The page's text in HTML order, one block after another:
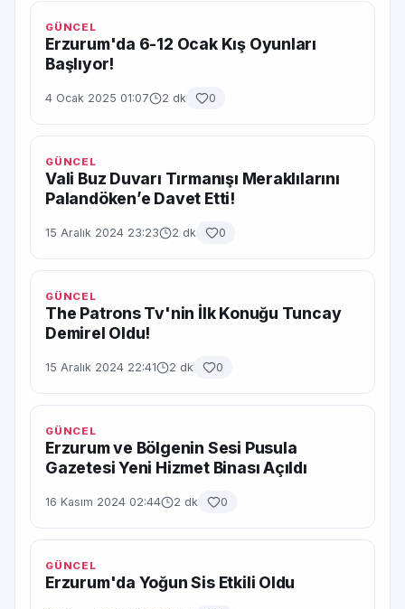
GÜNCEL
Erzurum'da 6-12 Ocak Kış Oyunları
Başlıyor!
4 Ocak 2025 01:07 2 dk 0
GÜNCEL
Vali Buz Duvarı Tırmanışı Meraklılarını
Palandöken’e Davet Etti!
15 Aralık 2024 23:23 2 dk 0
GÜNCEL
The Patrons Tv'nin İlk Konuğu Tuncay
Demirel Oldu!
15 Aralık 2024 22:41 2 dk 0
GÜNCEL
Erzurum ve Bölgenin Sesi Pusula
Gazetesi Yeni Hizmet Binası Açıldı
16 Kasım 2024 02:44 2 dk 0
GÜNCEL
Erzurum'da Yoğun Sis Etkili Oldu